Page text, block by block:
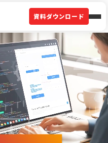
資料ダウンロード